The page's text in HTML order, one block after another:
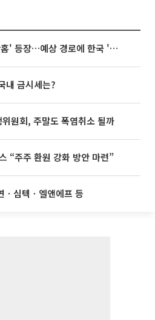
태풍 '돌핀' 이어 '찬홈' 등장…예상 경로에 한국 '한숨'
내 금시세는?
원회, 주말도 폭염취소 될까
“주주 환원 강화 방안 마련”
심텍ㆍ엘앤에프 등